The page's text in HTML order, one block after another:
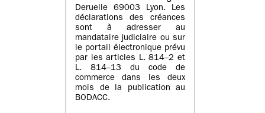
Deruelle 69003 Lyon. Les
déclarations des créances
sont à adresser au
mandataire judiciaire ou sur
le portail électronique prévu
par les articles L. 814–2 et
L. 814–13 du code de
commerce dans les deux
mois de la publication au
BODACC.